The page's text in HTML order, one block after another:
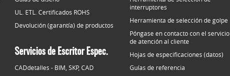
UL. ETL. Certificados ROHS
Devolución (garantía) de productos
Servicios de Escritor Espec.
CADdetalles - BIM, SKP, CAD
interruptores
Herramienta de selección de golpe
Póngase en contacto con el servicio
de atención al cliente
Hojas de especificaciones (datos)
Guías de referencia